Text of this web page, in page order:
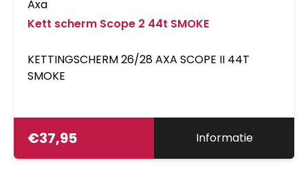
Axa
Kett scherm Scope 2 44t SMOKE
KETTINGSCHERM 26/28 AXA SCOPE II 44T
SMOKE
€37,95 Informatie